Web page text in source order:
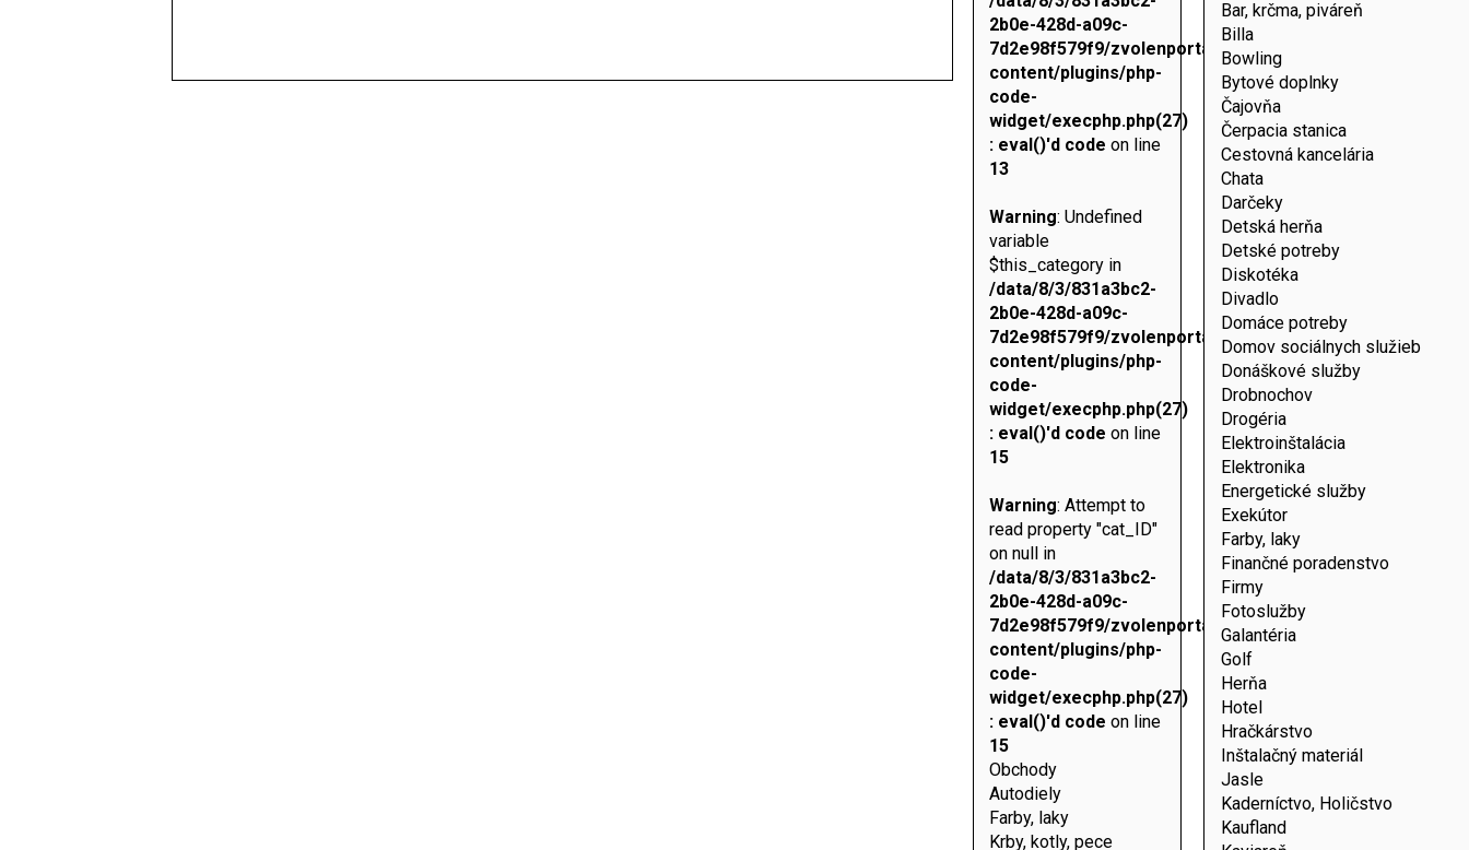
2b0e-428d-a09c-
7d2e98f579f9/zvolenportal.sk/web/wp-
content/plugins/php-
code-
widget/execphp.php(27)
: eval()'d code on line
13
Warning: Undefined
variable
$this_category in
/data/8/3/831a3bc2-
2b0e-428d-a09c-
7d2e98f579f9/zvolenportal.sk/web/wp-
content/plugins/php-
code-
widget/execphp.php(27)
: eval()'d code on line
15
Warning: Attempt to
read property "cat_ID"
on null in
/data/8/3/831a3bc2-
2b0e-428d-a09c-
7d2e98f579f9/zvolenportal.sk/web/wp-
content/plugins/php-
code-
widget/execphp.php(27)
: eval()'d code on line
15
Obchody
Autodiely
Farby, laky
Krby, kotly, pece
Bar, krčma, piváreň
Billa
Bowling
Bytové doplnky
Čajovňa
Čerpacia stanica
Cestovná kancelária
Chata
Darčeky
Detská herňa
Detské potreby
Diskotéka
Divadlo
Domáce potreby
Domov sociálnych služieb
Donáškové služby
Drobnochov
Drogéria
Elektroinštalácia
Elektronika
Energetické služby
Exekútor
Farby, laky
Finančné poradenstvo
Firmy
Fotoslužby
Galantéria
Golf
Herňa
Hotel
Hračkárstvo
Inštalačný materiál
Jasle
Kaderníctvo, Holičstvo
Kaufland